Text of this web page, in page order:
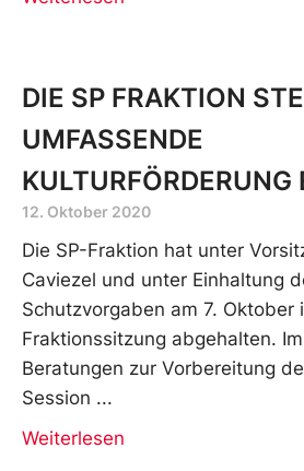
DIE SP FRAKTION
UMFASSENDE
KULTURFÖRDERUNG
12. Oktober 2020
Die SP-Fraktion hat unter
Caviezel und unter Einhaltung
Schutzvorgaben am 7. Oktober
Fraktionssitzung abgehalten.
Beratungen zur Vorbereitung
Session
Weiterlesen